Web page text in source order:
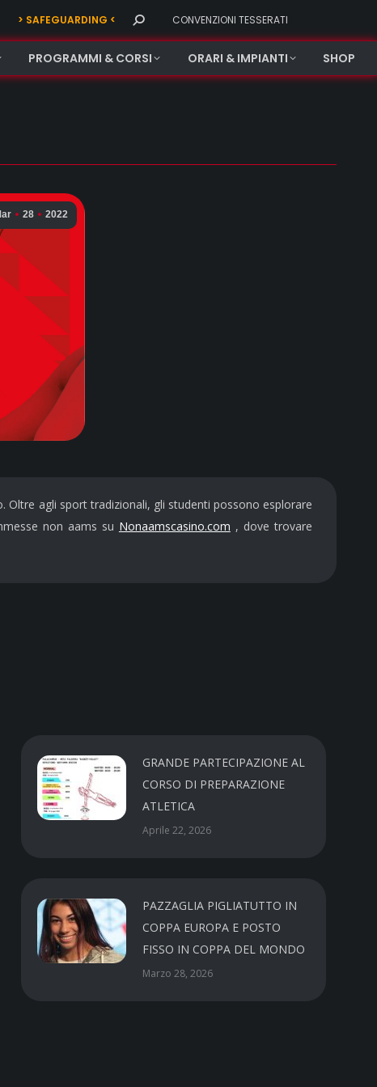
> SAFEGUARDING < Search: CONVENZIONI TESSERATI
PROGRAMMI & CORSI ORARI & IMPIANTI SHOP
28 2022
agli sport tradizionali, gli studenti possono esplorare
non aams su Nonaamscasino.com , dove trovare
GRANDE PARTECIPAZIONE AL
CORSO DI PREPARAZIONE
ATLETICA
Aprile 22, 2026
PAZZAGLIA PIGLIATUTTO IN
COPPA EUROPA E POSTO
FISSO IN COPPA DEL MONDO
Marzo 28, 2026